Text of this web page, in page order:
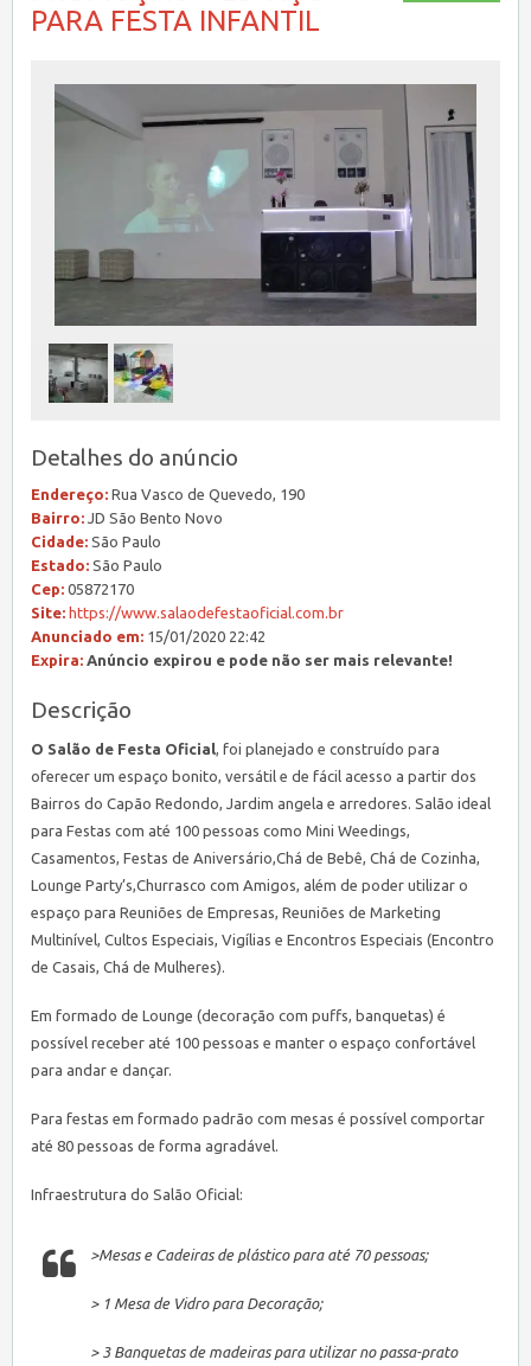
PARA FESTA INFANTIL
Detalhes do anúncio
Endereço: Rua Vasco de Quevedo, 190
Bairro: JD São Bento Novo
Cidade: São Paulo
Estado: São Paulo
Cep: 05872170
Site: https://www.salaodefestaoficial.com.br
Anunciado em: 15/01/2020 22:42
Expira: Anúncio expirou e pode não ser mais relevante!
Descrição
O Salão de Festa Oficial , foi planejado e construído para
oferecer um espaço bonito, versátil e de fácil acesso a partir dos
Bairros do Capão Redondo, Jardim angela e arredores. Salão ideal
para Festas com até 100 pessoas como Mini Weedings,
Casamentos, Festas de Aniversário,Chá de Bebê, Chá de Cozinha,
Lounge Party’s,Churrasco com Amigos, além de poder utilizar o
espaço para Reuniões de Empresas, Reuniões de Marketing
Multinível, Cultos Especiais, Vigílias e Encontros Especiais (Encontro
de Casais, Chá de Mulheres).
Em formado de Lounge (decoração com puffs, banquetas) é
possível receber até 100 pessoas e manter o espaço confortável
para andar e dançar.
Para festas em formado padrão com mesas é possível comportar
até 80 pessoas de forma agradável.
Infraestrutura do Salão Oficial:
>Mesas e Cadeiras de plástico para até 70 pessoas;
> 1 Mesa de Vidro para Decoração;
> 3 Banquetas de madeiras para utilizar no passa-prato